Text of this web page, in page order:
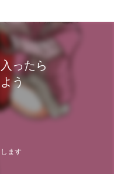
ったら
う
ます